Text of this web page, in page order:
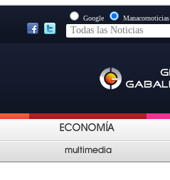
Google Manacornoticias